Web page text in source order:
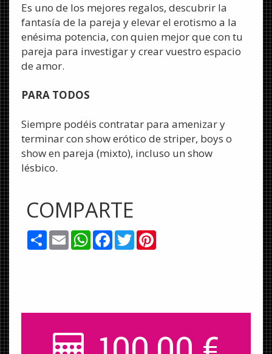
Es uno de los mejores regalos, descubrir la
fantasía de la pareja y elevar el erotismo a la
enésima potencia, con quien mejor que con tu
pareja para investigar y crear vuestro espacio
de amor.
PARA TODOS
Siempre podéis contratar para amenizar y
terminar con show erótico de striper, boys o
show en pareja (mixto), incluso un show
lésbico.
COMPARTE
ShareEmailWhatsApp
Facebook
Twitter